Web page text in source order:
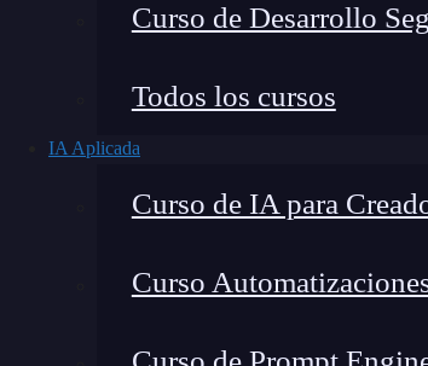
Curso de Desarrollo
Todos los cursos
IA Aplicada
Curso de IA para
Curso
Especialista en tecnología y